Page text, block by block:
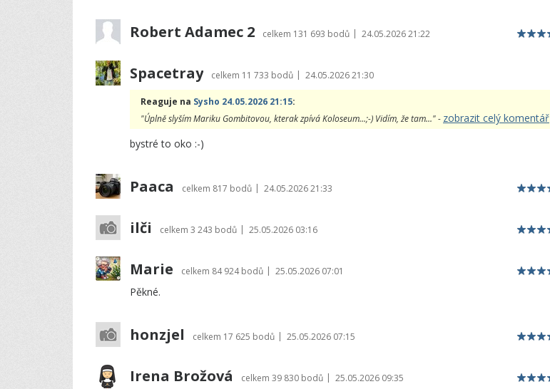
Robert Adamec 2 celkem 131 693 bodů | 24.05.2026 21:22
Spacetray celkem 11 733 bodů | 24.05.2026 21:30
Reaguje na Sysho 24.05.2026 21:15:
"Úplně slyším Mariku Gombitovou, kterak zpívá Koloseum...;-) Vidím, že tam..." - zobrazit celý komentář
bystré to oko :-)
Paaca celkem 817 bodů | 24.05.2026 21:33
ilči celkem 3 243 bodů | 25.05.2026 03:16
Marie celkem 84 924 bodů | 25.05.2026 07:01
Pěkné.
honzjel celkem 17 625 bodů | 25.05.2026 07:15
Irena Brožová celkem 39 830 bodů | 25.05.2026 09:35